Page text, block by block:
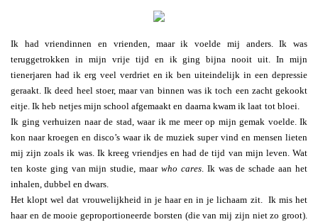
Ik had vriendinnen en vrienden, maar ik voelde mij anders. Ik was
teruggetrokken in mijn vrije tijd en ik ging bijna nooit uit. In mijn
tienerjaren had ik erg veel verdriet en ik ben uiteindelijk in een depressie
geraakt. Ik deed heel stoer, maar van binnen was ik toch een zacht gekookt
eitje. Ik heb netjes mijn school afgemaakt en daarna kwam ik laat tot bloei.
Ik ging verhuizen naar de stad, waar ik me meer op mijn gemak voelde. Ik
kon naar kroegen en disco’s waar ik de muziek super vind en mensen lieten
mij zijn zoals ik was. Ik kreeg vriendjes en had de tijd van mijn leven. Wat
ten koste ging van mijn studie, maar who cares. Ik was de schade aan het
inhalen, dubbel en dwars.
Het klopt wel dat vrouwelijkheid in je haar en in je lichaam zit. Ik mis het
haar en de mooie geproportioneerde borsten (die van mij zijn niet zo groot).